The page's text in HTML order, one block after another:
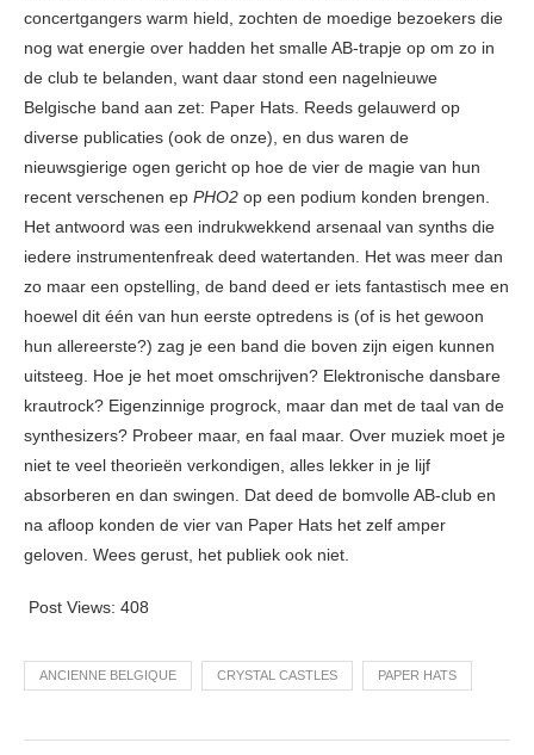
concertgangers warm hield, zochten de moedige bezoekers die
nog wat energie over hadden het smalle AB-trapje op om zo in
de club te belanden, want daar stond een nagelnieuwe
Belgische band aan zet: Paper Hats. Reeds gelauwerd op
diverse publicaties (ook de onze), en dus waren de
nieuwsgierige ogen gericht op hoe de vier de magie van hun
recent verschenen ep PHO2 op een podium konden brengen.
Het antwoord was een indrukwekkend arsenaal van synths die
iedere instrumentenfreak deed watertanden. Het was meer dan
zo maar een opstelling, de band deed er iets fantastisch mee en
hoewel dit één van hun eerste optredens is (of is het gewoon
hun allereerste?) zag je een band die boven zijn eigen kunnen
uitsteeg. Hoe je het moet omschrijven? Elektronische dansbare
krautrock? Eigenzinnige progrock, maar dan met de taal van de
synthesizers? Probeer maar, en faal maar. Over muziek moet je
niet te veel theorieën verkondigen, alles lekker in je lijf
absorberen en dan swingen. Dat deed de bomvolle AB-club en
na afloop konden de vier van Paper Hats het zelf amper
geloven. Wees gerust, het publiek ook niet.
Post Views: 408
ANCIENNE BELGIQUE CRYSTAL CASTLES PAPER HATS